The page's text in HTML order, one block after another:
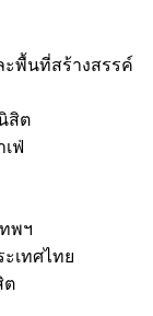
พื้นที่สร้างสรรค์
สิต
ฟ่
พฯ
เทศไทย
ต